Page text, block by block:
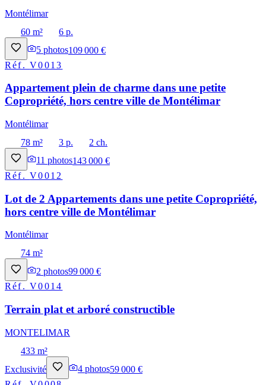
Montélimar
60 m²
6 p.
5 photos109 000 €
Réf.V0013
Appartement plein de charme dans une petite
Copropriété, hors centre ville de Montélimar
Montélimar
78 m²
3 p.
2 ch.
11 photos143 000 €
Réf.V0012
Lot de 2 Appartements dans une petite Copropriété,
hors centre ville de Montélimar
Montélimar
74 m²
2 photos99 000 €
Réf.V0014
Terrain plat et arboré constructible
MONTELIMAR
433 m²
Exclusivité
4 photos59 000 €